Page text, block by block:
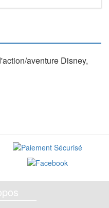
aventure Disney,